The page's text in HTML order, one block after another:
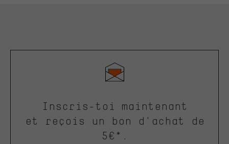
Inscris-toi maintenant
et reçois un bon d'achat de
5€*.